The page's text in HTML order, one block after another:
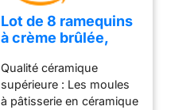
chocolat et bien plus
encore. Leur design
élégant permet aussi de
raffinement comme
coupelles pour dips,
Lot de 8 ramequins
à crème brûlée,
soufflé en
porcelaine,à
soufflé, passent au
Qualité céramique
supérieure : Les moules
à pâtisserie en céramique